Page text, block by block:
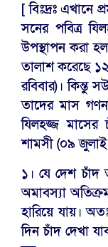
[ বিঃদ্রঃ এখানে
সনের পবিত্র
উপস্থাপন করা
তালাশ করেছে
রবিবার)। কিন্তু
তাদের মাস
যিলহজ্জ
শামসী (০৯
১। যে দেশ
অমাবস্যা
হারিয়ে যায়।
দিন চাঁদ দেখা